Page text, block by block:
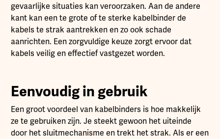
gevaarlijke situaties kan veroorzaken. Aan de andere
kant kan een te grote of te sterke kabelbinder de
kabels te strak aantrekken en zo ook schade
aanrichten. Een zorgvuldige keuze zorgt ervoor dat
kabels veilig en effectief vastgezet worden.
Eenvoudig in gebruik
Een groot voordeel van kabelbinders is hoe makkelijk
ze te gebruiken zijn. Je steekt gewoon het uiteinde
door het sluitmechanisme en trekt het strak. Als er een